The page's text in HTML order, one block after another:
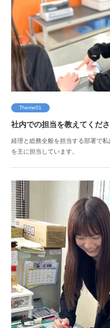
Theme01
社内での担当を教えてくださ
経理と総務全般を担当する部署で
を主に担当しています。